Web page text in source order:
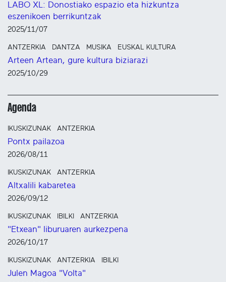
LABO XL: Donostiako espazio eta hizkuntza
eszenikoen berrikuntzak
2025/11/07
ANTZERKIA DANTZA MUSIKA EUSKAL KULTURA
Arteen Artean, gure kultura biziarazi
2025/10/29
Agenda
IKUSKIZUNAK ANTZERKIA
Pontx pailazoa
2026/08/11
IKUSKIZUNAK ANTZERKIA
Altxalili kabaretea
2026/09/12
IKUSKIZUNAK IBILKI ANTZERKIA
"Etxean" liburuaren aurkezpena
2026/10/17
IKUSKIZUNAK ANTZERKIA IBILKI
Julen Magoa "Volta"